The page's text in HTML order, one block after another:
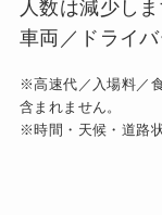
人数は減少しま
車両／ドライ
※高速代／入場料／
含まれません。
※時間・天候・道路